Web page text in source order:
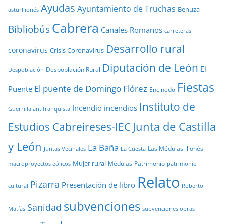
asturllionés Ayudas Ayuntamiento de Truchas Benuza
BibliobúsCabrera Canales Romanos carreteras
coronavirus Crisis Coronavirus Desarrollo rural
Despoblación Despoblación Rural Diputación de León El
Puente El puente de Domingo Flórez Encinedo Fiestas
Guerrilla antifranquista Incendio incendios Instituto de
Estudios Cabreireses-IEC Junta de Castilla
y León Juntas Vecinales La Baña La Cuesta Las Médulas llionés
macroproyectos eólicos Mujer rural Médulas Patrimonio patrimonio
cultural Pizarra Presentación de libro Relato Roberto
Matías Sanidad subvenciones subvenciones obras